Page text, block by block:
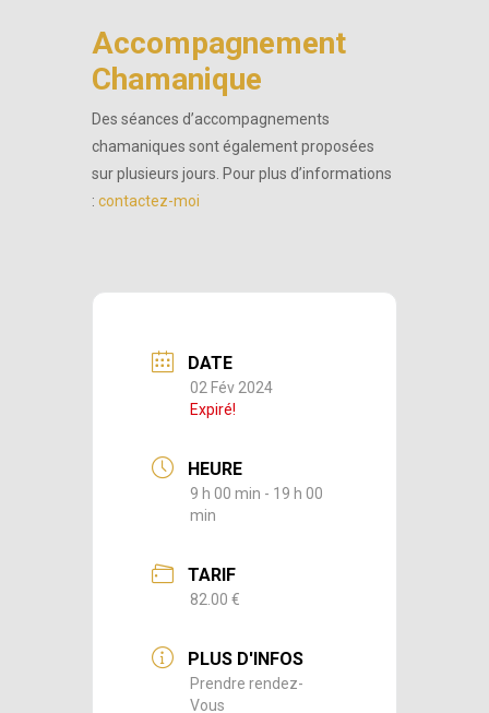
Accompagnement
Chamanique
Des séances d’accompagnements
chamaniques sont également proposées
sur plusieurs jours. Pour plus d’informations
: contactez-moi
DATE
02 Fév 2024
Expiré!
HEURE
9 h 00 min - 19 h 00
min
TARIF
82.00 €
PLUS D'INFOS
Prendre rendez-
Vous